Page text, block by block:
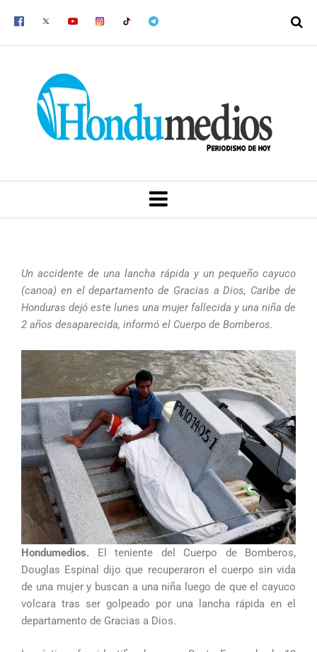
MENU
Un accidente de una lancha rápida y un pequeño cayuco
(canoa) en el departamento de Gracias a Dios, Caribe de
Honduras dejó este lunes una mujer fallecida y una niña de
2 años desaparecida, informó el Cuerpo de Bomberos.
Hondumedios. El teniente del Cuerpo de Bomberos,
Douglas Espinal dijo que recuperaron el cuerpo sin vida
de una mujer y buscan a una niña luego de que el cayuco
volcara tras ser golpeado por una lancha rápida en el
departamento de Gracias a Dios.